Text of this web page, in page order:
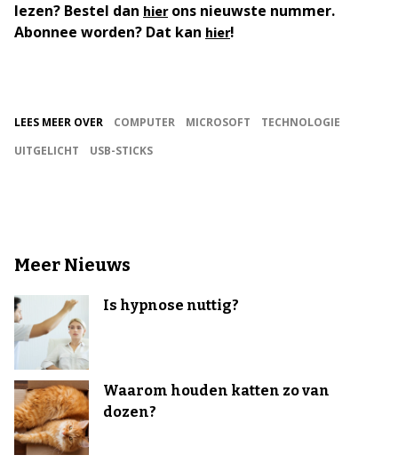
lezen? Bestel dan hierons nieuwste nummer.
Abonnee worden? Dat kan hier!
LEES MEER OVER COMPUTER MICROSOFT
TECHNOLOGIE
UITGELICHT
USB-STICKS
Meer Nieuws
Is hypnose nuttig?
Waarom houden katten zo van
dozen?